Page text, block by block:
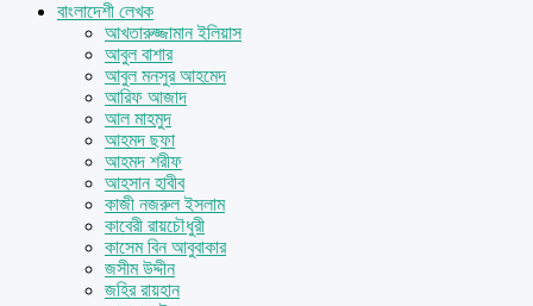
বাংলাদেশী লেখক
আখতারুজ্জামান ইলিয়াস
আবুল বাশার
আবুল মনসুর আহমেদ
আরিফ আজাদ
আল মাহমুদ
আহমদ ছফা
আহমদ শরীফ
আহসান হাবীব
কাজী নজরুল ইসলাম
কাবেরী রায়চৌধুরী
কাসেম বিন আবুবাকার
জসীম উদ্দীন
জহির রায়হান